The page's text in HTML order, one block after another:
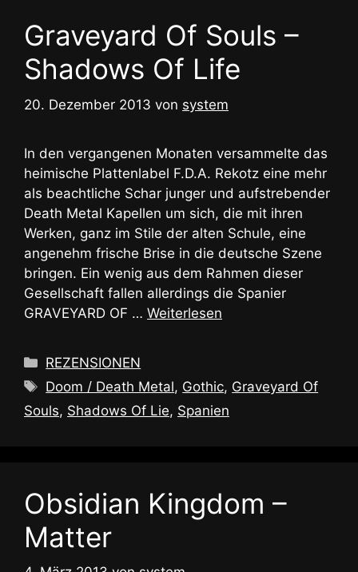
Graveyard Of Souls –
Shadows Of Life
20. Dezember 2013 von system
In den vergangenen Monaten versammelte das
heimische Plattenlabel F.D.A. Rekotz eine mehr
als beachtliche Schar junger und aufstrebender
Death Metal Kapellen um sich, die mit ihren
Werken, ganz im Stile der alten Schule, eine
angenehm frische Brise in die deutsche Szene
bringen. Ein wenig aus dem Rahmen dieser
Gesellschaft fallen allerdings die Spanier
GRAVEYARD OF … Weiterlesen
Kategorien
REZENSIONEN
Schlagwörter
Doom / Death Metal, Gothic, Graveyard Of
Souls, Shadows Of Lie, Spanien
Obsidian Kingdom –
Matter